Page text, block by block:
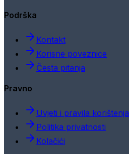
Podrška
Kontakt
Korisne poveznice
Česta pitanja
Pravno
Uvjeti i pravila korištenja
Politika privatnosti
Kolačići